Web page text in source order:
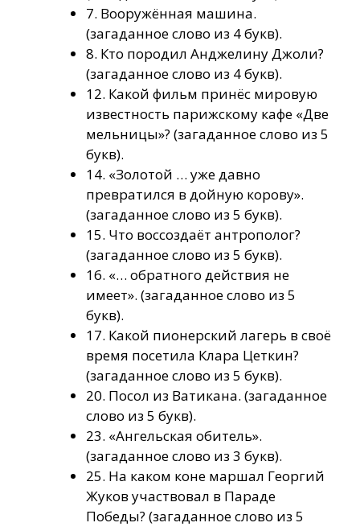
7. Вооружённая машина.
(загаданное слово из 4 букв).
8. Кто породил Анджелину Джоли?
(загаданное слово из 4 букв).
12. Какой фильм принёс мировую
известность парижскому кафе «Две
мельницы»? (загаданное слово из 5
букв).
14. «Золотой … уже давно
превратился в дойную корову».
(загаданное слово из 5 букв).
15. Что воссоздаёт антрополог?
(загаданное слово из 5 букв).
16. «… обратного действия не
имеет». (загаданное слово из 5
букв).
17. Какой пионерский лагерь в своё
время посетила Клара Цеткин?
(загаданное слово из 5 букв).
20. Посол из Ватикана. (загаданное
слово из 5 букв).
23. «Ангельская обитель».
(загаданное слово из 3 букв).
25. На каком коне маршал Георгий
Жуков участвовал в Параде
Победы? (загаданное слово из 5